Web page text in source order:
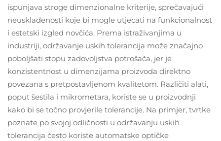
ispunjava stroge dimenzionalne kriterije, sprečavajući
neusklađenosti koje bi mogle utjecati na funkcionalnost
i estetski izgled novčića. Prema istraživanjima u
industriji, održavanje uskih tolerancija može značajno
poboljšati stopu zadovoljstva potrošača, jer je
konzistentnost u dimenzijama proizvoda direktno
povezana s pretpostavljenom kvalitetom. Različiti alati,
poput šestila i mikrometara, koriste se u proizvodnji
kako bi se točno provjerile tolerancije. Na primjer, tvrtke
poznate po svojoj odličnosti u održavanju uskih
tolerancija često koriste automatske optičke